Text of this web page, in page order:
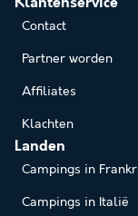
Contact
Partner worden
Affiliates
Klachten
Landen
Campings in
Campings in Italië